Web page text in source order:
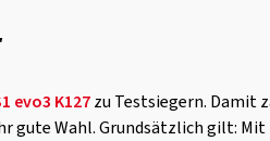
evo3 K127zu Testsiegern. Damit
gute Wahl. Grundsätzlich gilt: